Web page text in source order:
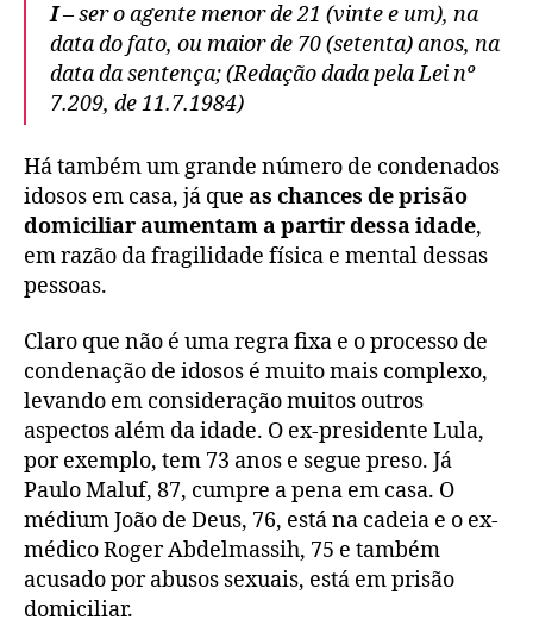
I–sero agente menor de 21 (vinte e um), na
data do fato, ou maior de 70 (setenta) anos, na
data da sentença; (Redação dada pela Lei nº
7.209, de 11.7.1984)
Há também um grande número de condenados
idosos em casa, já que as chances de prisão
domiciliar aumentam a partir dessa idade,
em razão da fragilidade física e mental dessas
pessoas.
Claro que não é uma regra fixa e o processo de
condenação de idosos é muito mais complexo,
levando em consideração muitos outros
aspectos além da idade. O ex-presidente Lula,
por exemplo, tem 73 anos e segue preso. Já
Paulo Maluf, 87, cumpre a pena em casa. O
médium João de Deus, 76, está na cadeia e o ex-
médicoRogerAbdelmassih, 75 e também
acusado por abusos sexuais, está em prisão
domiciliar.